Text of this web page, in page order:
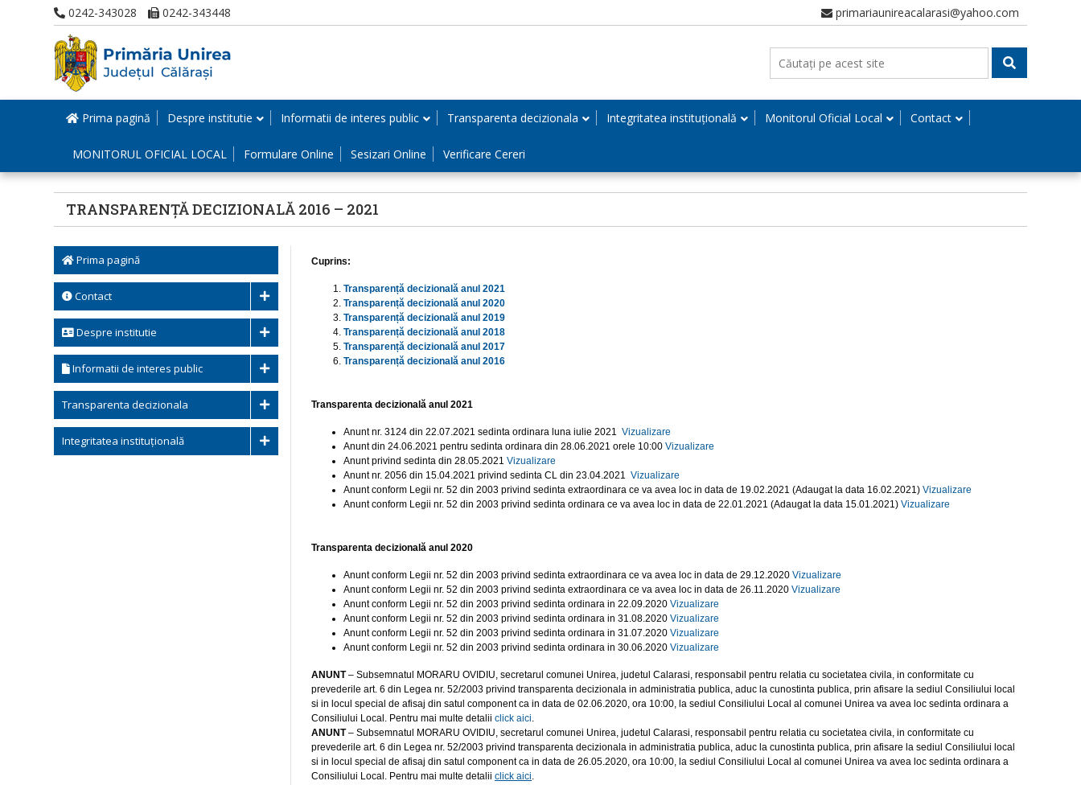
0242-343028 0242-343448 primariaunireacalarasi@yahoo.com
Prima pagină Despre institutie Informatii de interes public Transparenta decizionala Integritatea instituțională Monitorul Oficial Local Contact
MONITORUL OFICIAL LOCAL Formulare Online Sesizari Online Verificare Cereri
TRANSPARENȚĂ DECIZIONALĂ 2016 – 2021
Prima pagină
Contact
Despre institutie
Informatii de interes public
Transparenta decizionala
Integritatea instituțională
Cuprins:
Transparență decizională anul 2021
Transparență decizională anul 2020
Transparență decizională anul 2019
Transparență decizională anul 2018
Transparență decizională anul 2017
Transparență decizională anul 2016
Transparenta decizională anul 2021
Anunt nr. 3124 din 22.07.2021 sedinta ordinara luna iulie 2021 Vizualizare
Anunt din 24.06.2021 pentru sedinta ordinara din 28.06.2021 orele 10:00 Vizualizare
Anunt privind sedinta din 28.05.2021 Vizualizare
Anunt nr. 2056 din 15.04.2021 privind sedinta CL din 23.04.2021 Vizualizare
Anunt conform Legii nr. 52 din 2003 privind sedinta extraordinara ce va avea loc in data de 19.02.2021 (Adaugat la data 16.02.2021) Vizualizare
Anunt conform Legii nr. 52 din 2003 privind sedinta ordinara ce va avea loc in data de 22.01.2021 (Adaugat la data 15.01.2021) Vizualizare
Transparenta decizională anul 2020
Anunt conform Legii nr. 52 din 2003 privind sedinta extraordinara ce va avea loc in data de 29.12.2020 Vizualizare
Anunt conform Legii nr. 52 din 2003 privind sedinta extraordinara ce va avea loc in data de 26.11.2020 Vizualizare
Anunt conform Legii nr. 52 din 2003 privind sedinta ordinara in 22.09.2020 Vizualizare
Anunt conform Legii nr. 52 din 2003 privind sedinta ordinara in 31.08.2020 Vizualizare
Anunt conform Legii nr. 52 din 2003 privind sedinta ordinara in 31.07.2020 Vizualizare
Anunt conform Legii nr. 52 din 2003 privind sedinta ordinara in 30.06.2020 Vizualizare
ANUNT– Subsemnatul MORARU OVIDIU, secretarul comunei Unirea, judetul Calarasi, responsabil pentru relatia cu societatea civila, in conformitate cu
prevederile art. 6 din Legea nr. 52/2003 privind transparenta decizionala in administratia publica, aduc la cunostinta publica, prin afisare la sediul Consiliului local
si in locul special de afisaj din satul component ca in data de 02.06.2020, ora 10:00, la sediul Consiliului Local al comunei Unirea va avea loc sedinta ordinara a
Consiliului Local. Pentru mai multe detalii click aici.
ANUNT– Subsemnatul MORARU OVIDIU, secretarul comunei Unirea, judetul Calarasi, responsabil pentru relatia cu societatea civila, in conformitate cu
prevederile art. 6 din Legea nr. 52/2003 privind transparenta decizionala in administratia publica, aduc la cunostinta publica, prin afisare la sediul Consiliului local
si in locul special de afisaj din satul component ca in data de 26.05.2020, ora 10:00, la sediul Consiliului Local al comunei Unirea va avea loc sedinta ordinara a
Consiliului Local. Pentru mai multe detalii click aici.